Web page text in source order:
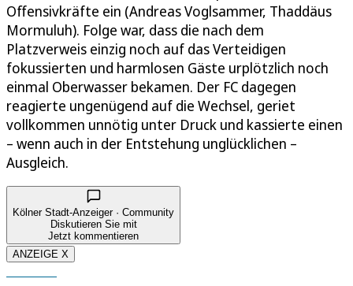
Offensivkräfte ein (Andreas Voglsammer, Thaddäus
Mormuluh). Folge war, dass die nach dem
Platzverweis einzig noch auf das Verteidigen
fokussierten und harmlosen Gäste urplötzlich noch
einmal Oberwasser bekamen. Der FC dagegen
reagierte ungenügend auf die Wechsel, geriet
vollkommen unnötig unter Druck und kassierte einen
– wenn auch in der Entstehung unglücklichen –
Ausgleich.
Kölner Stadt-Anzeiger · Community
Diskutieren Sie mit
Jetzt kommentieren
ANZEIGE X